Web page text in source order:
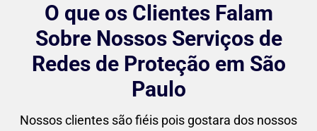
O que os Clientes Falam
Sobre Nossos Serviços de
Redes de Proteção em São
Paulo
Nossos clientes são fiéis pois gostara dos nossos